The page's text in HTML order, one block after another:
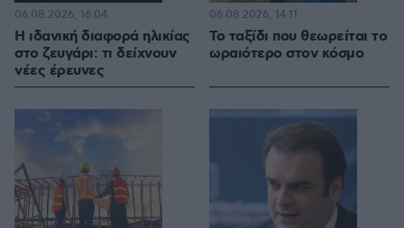
Η ιδανική διαφορά ηλικίας
στο ζευγάρι: τι δείχνουν
νέες έρευνες
06.08.2026, 16:04
Το ταξίδι που θεωρείται το
ωραιότερο στον κόσμο
06.08.2026, 14:11